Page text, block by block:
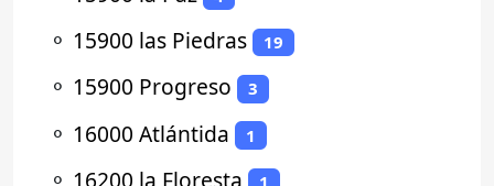
⚬ 15900 las Piedras 19
⚬ 15900 Progreso 3
⚬ 16000 Atlántida 1
⚬ 16200 la Floresta 1